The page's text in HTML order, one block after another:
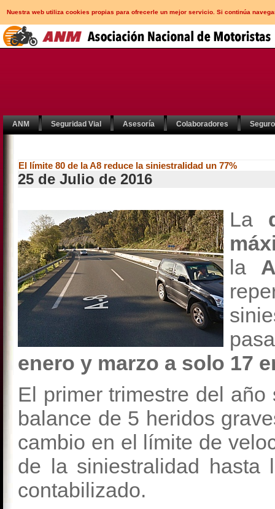
Nuestra web utiliza cookies propias para ofrecerle un mejor servicio. Si continúa
ANM Seguridad Vial Asesoría Colaboradores
El límite 80 de la A8 reduce la siniestralidad un 77%
25 de Julio de 2016
La
la
enero y marzo a solo 17
El primer trimestre del
balance de 5 heridos
cambio en el límite de
de la siniestralidad
contabilizado.